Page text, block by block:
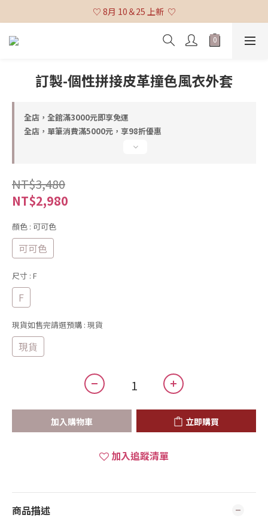
♡ 全館消費滿 $3,000 免運 (不含貨到付款及海外配送) ♡
♡ 8月 10＆25 上新  ♡
♡ 全館消費滿 $3,000 免運 (不含貨到付款及海外配送) ♡
訂製-個性拼接皮革撞色風衣外套
全店，全館滿3000元即享免運
全店，單筆消費滿5000元，享98折優惠
NT$3,480
NT$2,980
顏色 : 可可色
可可色
尺寸 : F
F
現貨如售完請選預購 : 現貨
現貨
加入購物車 立即購買
加入追蹤清單
商品描述